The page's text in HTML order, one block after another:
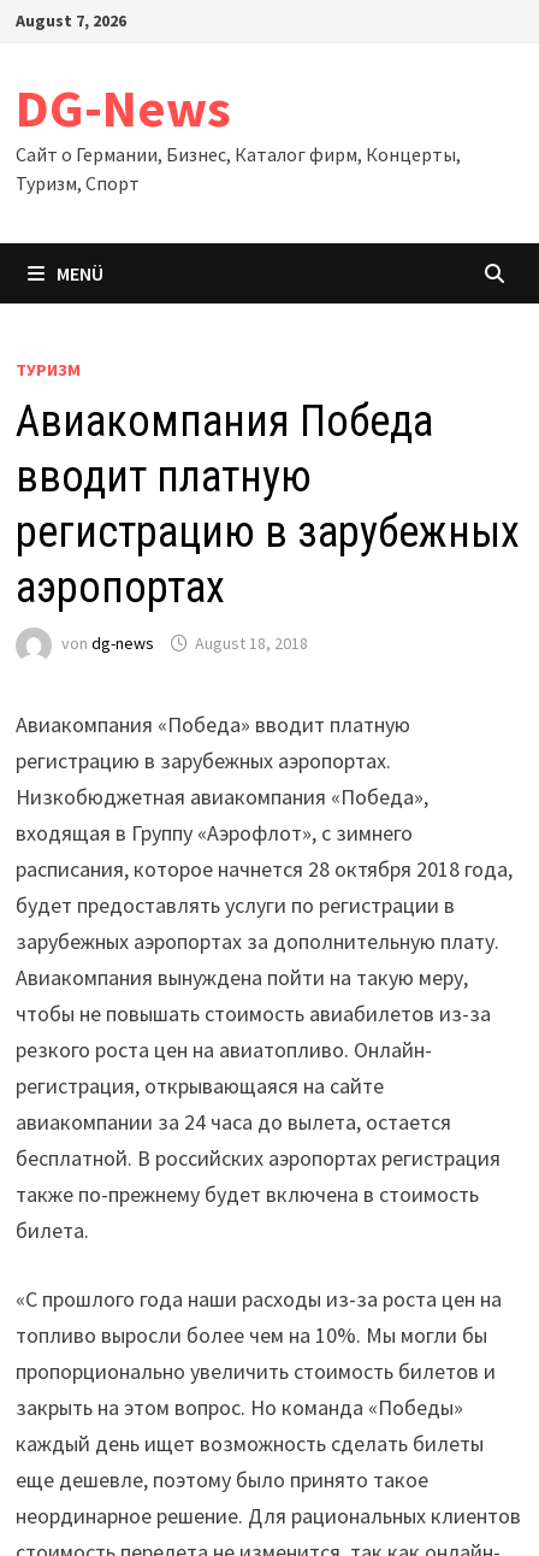
Zum
August 7, 2026
DG-News
Сайт о Германии, Бизнес, Каталог фирм, Концерты,
Туризм, Спорт
MENÜ
ТУРИЗМ
Авиакомпания Победа
вводит платную
регистрацию в зарубежных
аэропортах
von dg-news August 18, 2018
Авиакомпания «Победа» вводит платную
регистрацию в зарубежных аэропортах.
Низкобюджетная авиакомпания «Победа»,
входящая в Группу «Аэрофлот», с зимнего
расписания, которое начнется 28 октября 2018 года,
будет предоставлять услуги по регистрации в
зарубежных аэропортах за дополнительную плату.
Авиакомпания вынуждена пойти на такую меру,
чтобы не повышать стоимость авиабилетов из-за
резкого роста цен на авиатопливо. Онлайн-
регистрация, открывающаяся на сайте
авиакомпании за 24 часа до вылета, остается
бесплатной. В российских аэропортах регистрация
также по-прежнему будет включена в стоимость
билета.
«С прошлого года наши расходы из-за роста цен на
топливо выросли более чем на 10%. Мы могли бы
пропорционально увеличить стоимость билетов и
закрыть на этом вопрос. Но команда «Победы»
каждый день ищет возможность сделать билеты
еще дешевле, поэтому было принято такое
неординарное решение. Для рациональных клиентов